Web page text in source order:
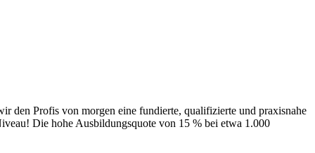
den Profis von morgen eine fundierte, qualifizierte und praxisnahe
Die hohe Ausbildungsquote von 15 % bei etwa 1.000